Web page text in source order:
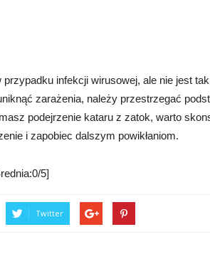
infekcji wirusowej, ale nie jest
zarażenia, należy przestrzegać
podejrzenie kataru z zatok, warto
i zapobiec dalszym powikłaniom.
5]
Twitter